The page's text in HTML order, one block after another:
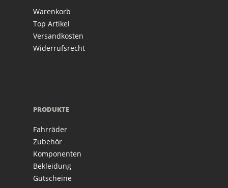
Warenkorb
Top Artikel
Versandkosten
Widerrufsrecht
PRODUKTE
Fahrräder
Zubehör
Komponenten
Bekleidung
Gutscheine